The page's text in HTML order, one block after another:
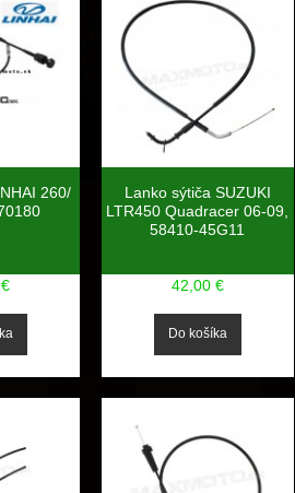
260/
Lanko sýtiča SUZUKI
LTR450 Quadracer 06-09,
58410-45G11
42,00 €